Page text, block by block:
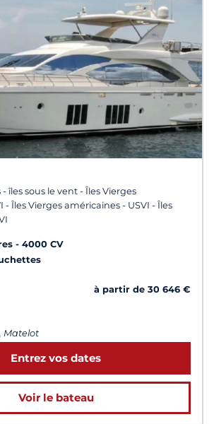
îles sous le vent - Îles Vierges
Îles Vierges américaines - USVI - Îles
4000 CV
à partir de 30 646 €
Matelot
Entrez vos dates
Voir le bateau